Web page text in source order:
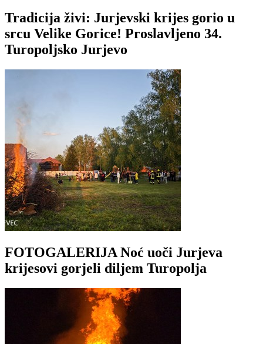
Tradicija živi: Jurjevski krijes gorio u
srcu Velike Gorice! Proslavljeno 34.
Turopoljsko Jurjevo
FOTOGALERIJA Noć uoči Jurjeva
krijesovi gorjeli diljem Turopolja